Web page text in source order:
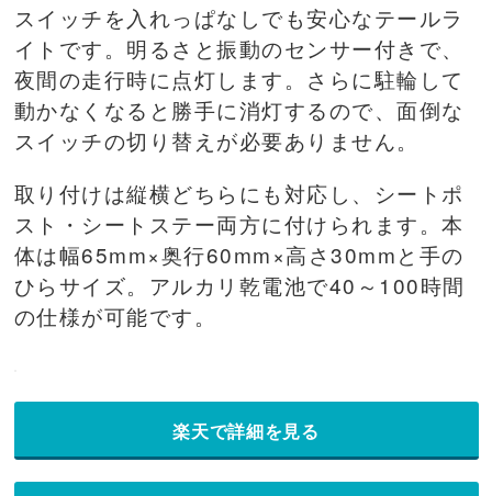
スイッチを入れっぱなしでも安心なテールラ
イトです。明るさと振動のセンサー付きで、
夜間の走行時に点灯します。さらに駐輪して
動かなくなると勝手に消灯するので、面倒な
スイッチの切り替えが必要ありません。
取り付けは縦横どちらにも対応し、シートポ
スト・シートステー両方に付けられます。本
体は幅65mm×奥行60mm×高さ30mmと手の
ひらサイズ。アルカリ乾電池で40～100時間
の仕様が可能です。
楽天で詳細を見る